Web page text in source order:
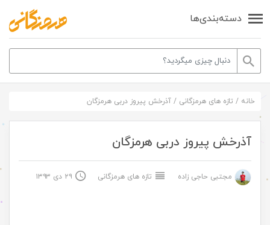
دسته‌بندی‌ها
خانه / تازه های هرمزگانی / آذرخش پیروز دربی هرمزگان
آذرخش پیروز دربی هرمزگان
مجتبی حاجی زاده تازه های هرمزگانی ۲۹ دی ۱۳۹۳